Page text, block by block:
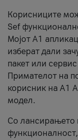
Корисниците
Sef
Мојот А1
изберат дали
пакет или
Примателот на
корисник на А1
модел.
Со лансирањето